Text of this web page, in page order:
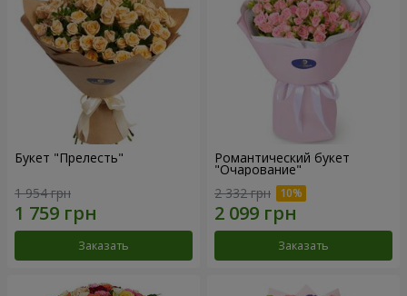
Букет "Прелесть"
1 954 грн
Заказать
Романтический букет
"Очарование"
2 332 грн
Заказать